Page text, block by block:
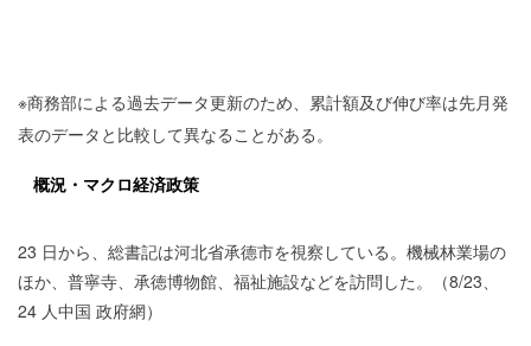
※商務部による過去データ更新のため、累計額及び伸び率は先月発
表のデータと比較して異なることがある。
概況・マクロ経済政策
23 日から、総書記は河北省承德市を視察している。機械林業場の
ほか、普寧寺、承徳博物館、福祉施設などを訪問した。（8/23、
24 人中国 政府網）